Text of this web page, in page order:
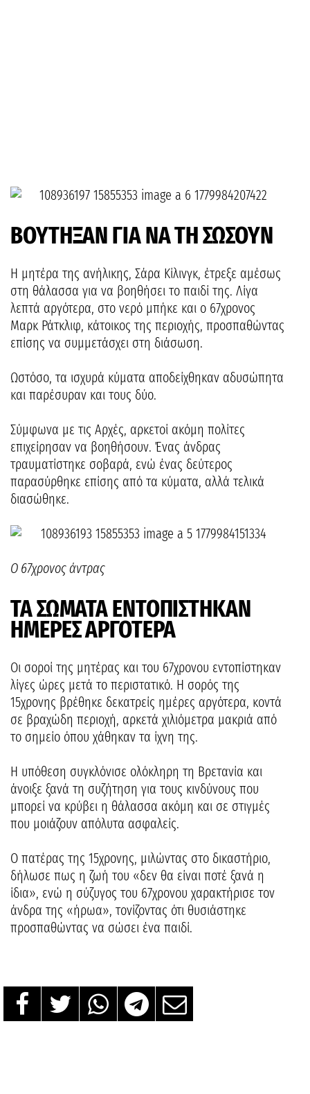
ΒΟΥΤΗΞΑΝ ΓΙΑ ΝΑ ΤΗ ΣΩΣΟΥΝ
Η μητέρα της ανήλικης, Σάρα Κίλινγκ, έτρεξε αμέσως
στη θάλασσα για να βοηθήσει το παιδί της. Λίγα
λεπτά αργότερα, στο νερό μπήκε και ο 67χρονος
Μαρκ Ράτκλιφ, κάτοικος της περιοχής, προσπαθώντας
επίσης να συμμετάσχει στη διάσωση.
Ωστόσο, τα ισχυρά κύματα αποδείχθηκαν αδυσώπητα
και παρέσυραν και τους δύο.
Σύμφωνα με τις Αρχές, αρκετοί ακόμη πολίτες
επιχείρησαν να βοηθήσουν. Ένας άνδρας
τραυματίστηκε σοβαρά, ενώ ένας δεύτερος
παρασύρθηκε επίσης από τα κύματα, αλλά τελικά
διασώθηκε.
O 67χρονος άντρας
ΤΑ ΣΩΜΑΤΑ ΕΝΤΟΠΙΣΤΗΚΑΝ
ΗΜΕΡΕΣ ΑΡΓΟΤΕΡΑ
Οι σοροί της μητέρας και του 67χρονου εντοπίστηκαν
λίγες ώρες μετά το περιστατικό. Η σορός της
15χρονης βρέθηκε δεκατρείς ημέρες αργότερα, κοντά
σε βραχώδη περιοχή, αρκετά χιλιόμετρα μακριά από
το σημείο όπου χάθηκαν τα ίχνη της.
Η υπόθεση συγκλόνισε ολόκληρη τη Βρετανία και
άνοιξε ξανά τη συζήτηση για τους κινδύνους που
μπορεί να κρύβει η θάλασσα ακόμη και σε στιγμές
που μοιάζουν απόλυτα ασφαλείς.
Ο πατέρας της 15χρονης, μιλώντας στο δικαστήριο,
δήλωσε πως η ζωή του «δεν θα είναι ποτέ ξανά η
ίδια», ενώ η σύζυγος του 67χρονου χαρακτήρισε τον
άνδρα της «ήρωα», τονίζοντας ότι θυσιάστηκε
προσπαθώντας να σώσει ένα παιδί.